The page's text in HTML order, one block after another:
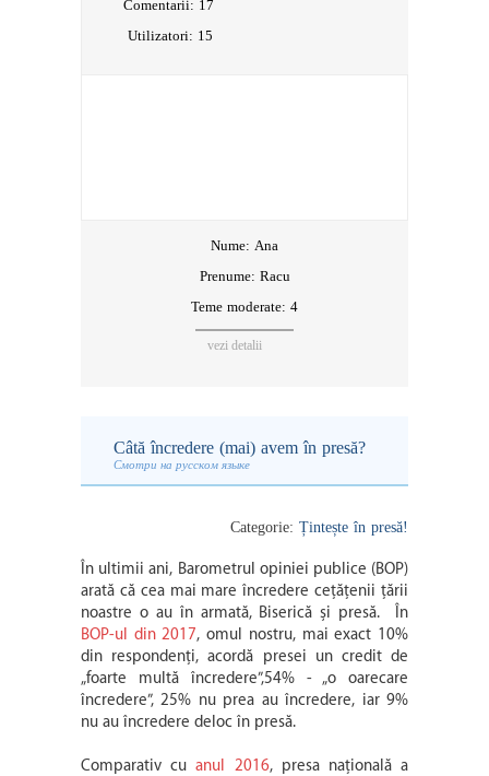
Comentarii: 17
Utilizatori: 15
Nume: Ana
Prenume: Racu
Teme moderate: 4
vezi detalii
Câtă încredere (mai) avem în presă?
Смотри на русском языке
Categorie: Țintește în presă!
În ultimii ani, Barometrul opiniei publice (BOP)
arată că cea mai mare încredere cețățenii țării
noastre o au în armată, Biserică și presă. În
BOP-ul din 2017, omul nostru, mai exact 10%
din respondenți, acordă presei un credit de
„foarte multă încredere”,54% - „o oarecare
încredere”, 25% nu prea au încredere, iar 9%
nu au încredere deloc în presă.
Comparativ cuanul 2016, presa națională a